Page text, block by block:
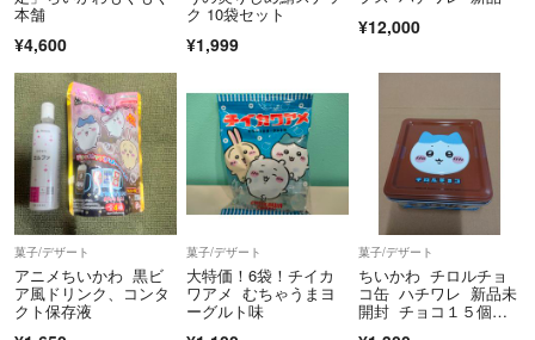
本舗
¥4,600
ク 10袋セット
¥1,999
¥12,000
菓子/デザート
アニメちいかわ 黒ビ
ア風ドリンク、コンタ
クト保存液
菓子/デザート
大特価！6袋！チイカ
ワアメ むちゃうまヨ
ーグルト味
菓子/デザート
ちいかわ チロルチョ
コ缶 ハチワレ 新品未
開封 チョコ１５個入